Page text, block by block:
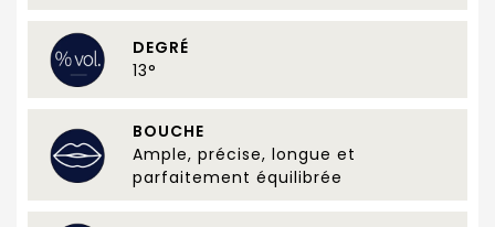
DEGRÉ
13°
BOUCHE
Ample, précise, longue et
parfaitement équilibrée